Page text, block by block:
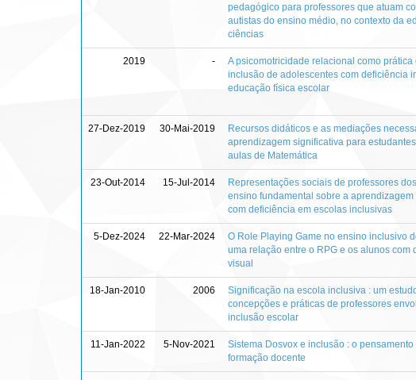
pedagógico para professores que atuam
autistas do ensino médio, no contexto da
ciências
2019 -
A psicomotricidade relacional como prática
inclusão de adolescentes com deficiência
educação física escolar
27-Dez-2019 30-Mai-2019
Recursos didáticos e as mediações
aprendizagem significativa para
aulas de Matemática
23-Out-2014 15-Jul-2014
Representações sociais de professores
ensino fundamental sobre a
com deficiência em escolas inclusivas
5-Dez-2024 22-Mar-2024
O Role Playing Game no ensino inclusivo
uma relação entre o RPG e os alunos com
visual
18-Jan-2010 2006
Significação na escola inclusiva : um
concepções e práticas de professores
inclusão escolar
11-Jan-2022 5-Nov-2021
Sistema Dosvox e inclusão : o pensamento
formação docente